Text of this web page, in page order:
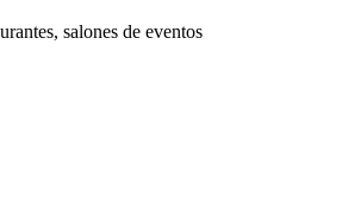
salones de eventos